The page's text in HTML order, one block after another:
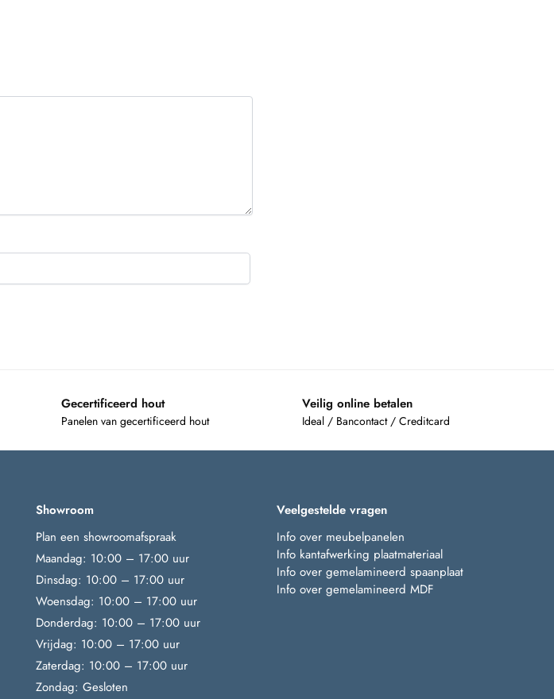
Gecertificeerd hout
Panelen van gecertificeerd hout
Veilig online betalen
Ideal / Bancontact / Creditcard
Showroom
Plan een showroomafspraak
Maandag: 10:00 – 17:00 uur
Dinsdag: 10:00 – 17:00 uur
Woensdag: 10:00 – 17:00 uur
Donderdag: 10:00 – 17:00 uur
Vrijdag: 10:00 – 17:00 uur
Zaterdag: 10:00 – 17:00 uur
Zondag: Gesloten
Veelgestelde vragen
Info over meubelpanelen
Info kantafwerking plaatmateriaal
Info over gemelamineerd spaanplaat
Info over gemelamineerd MDF